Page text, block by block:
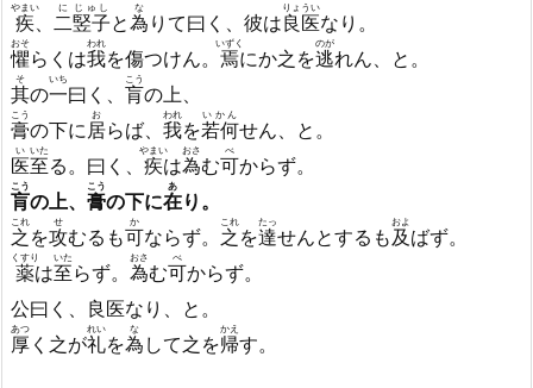
疾
やまい
二
に
竪子
じゅし
と為
な
りて曰く、彼は良医
りょうい
なり。
懼
おそ
らくは我
われ
を傷つけん。 焉
いずく
にか之を逃
のが
れん、と。
其
そ
の一
いち
曰く、 肓
こう
の上、
膏
こう
の下に 居
お
らば、 我
われ
を若何
いかん
せん、と。
医
い
至
いた
る。曰く、 疾
やまい
は為
おさ
む可
べ
からず。
肓
こう
の上、 膏
こう
の下に在
あ
り。
之
これ
を攻
せ
むるも可
か
ならず。 之
これ
を達
たっ
せんとするも 及
およ
ばず。
薬
くすり
は至
いた
らず。 為
おさ
む可
べ
からず。
公曰く、良医なり、と。
厚
あつ
く之が礼
れい
を為
な
して之を帰
かえ
す。